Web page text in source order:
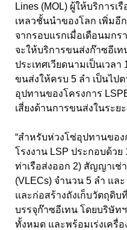
Lines (MOL) ผู้ให้บริการ
เหลวชั้นนำของโลก เพิ่มอี
จากรอบแรกเมื่อเดือนมกร
จะให้บริการขนส่งก๊าซอีเท
ประเทศเวียดนามเป็นเวล
ขนส่งให้ครบ 5 ลำ เป็นไป
อุปทานของโครงการ
เสี่ยงด้านการขนส่งในระยะ
“สำหรับห่วงโซ่อุปทานขอ
โรงงาน LSP ประกอบด้ว
ท่าเรือส่งออก 2) สัญญาเช่
(VLECs) จำนวน 5 ลำ แ
และก่อสร้างถังเก็บวัตถุดิ
บรรจุก๊าซอีเทน โดยบริษัท
ทั้งหมด และพร้อมเร่งเครื่